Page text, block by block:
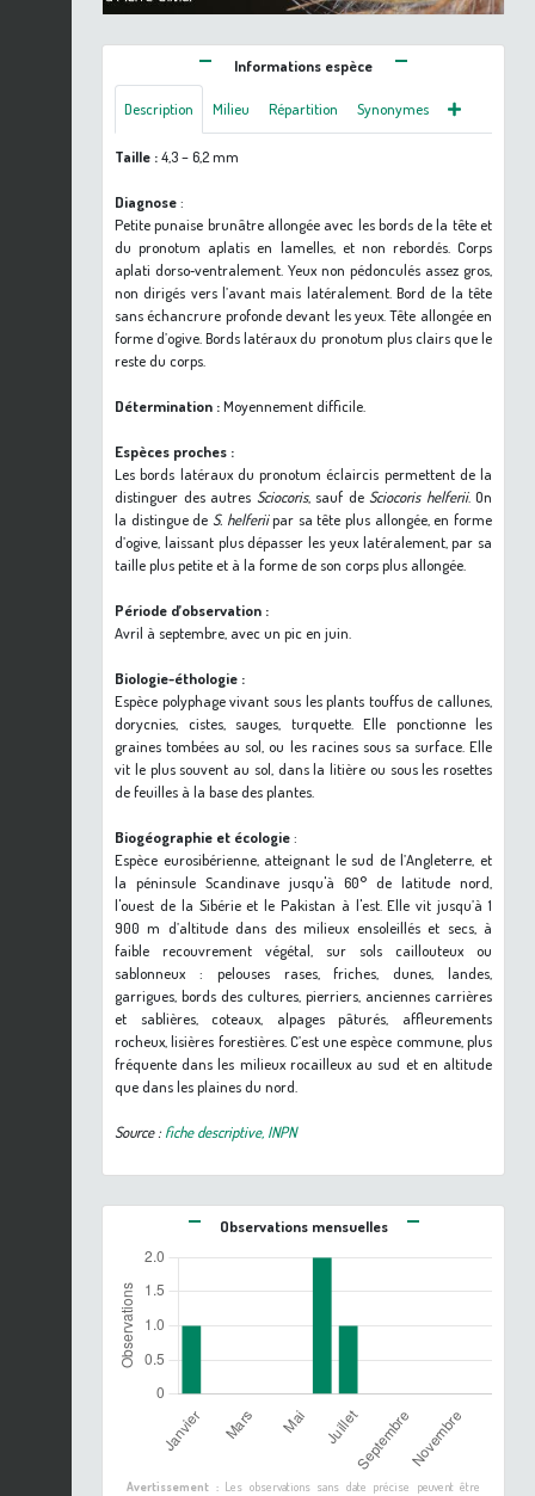
Informations espèce
Description Milieu Répartition Synonymes
Taille :4,3 – 6,2 mm
Diagnose:
Petite punaise brunâtre allongée avec les bords de la tête et
du pronotum aplatis en lamelles, et non rebordés. Corps
aplati dorso‐ventralement. Yeux non pédonculés assez gros,
non dirigés vers l’avant mais latéralement. Bord de la tête
sans échancrure profonde devant les yeux. Tête allongée en
forme d’ogive. Bords latéraux du pronotum plus clairs que le
reste du corps.
Détermination :Moyennement difficile.
Espèces proches :
Les bords latéraux du pronotum éclaircis permettent de la
distinguer des autres Sciocoris, sauf deSciocoris helferii. On
la distingue de S. helferiipar sa tête plus allongée, en forme
d’ogive, laissant plus dépasser les yeux latéralement, par sa
taille plus petite et à la forme de son corps plus allongée.
Période d’observation :
Avril à septembre, avec un pic en juin.
Biologie-éthologie :
Espèce polyphage vivant sous les plants touffus de callunes,
dorycnies, cistes, sauges, turquette. Elle ponctionne les
graines tombées au sol, ou les racines sous sa surface. Elle
vit le plus souvent au sol, dans la litière ou sous les rosettes
de feuilles à la base des plantes.
Biogéographie et écologie:
Espèce eurosibérienne, atteignant le sud de l’Angleterre, et
la péninsule Scandinave jusqu'à 60° de latitude nord,
l'ouest de la Sibérie et le Pakistan à l'est. Elle vit jusqu’à 1
900 m d’altitude dans des milieux ensoleillés et secs, à
faible recouvrement végétal, sur sols caillouteux ou
sablonneux : pelouses rases, friches, dunes, landes,
garrigues, bords des cultures, pierriers, anciennes carrières
et sablières, coteaux, alpages pâturés, affleurements
rocheux, lisières forestières. C’est une espèce commune, plus
fréquente dans les milieux rocailleux au sud et en altitude
que dans les plaines du nord.
Source : fiche descriptive, INPN
Observations mensuelles
Avertissement :Les observations sans date précise peuvent être